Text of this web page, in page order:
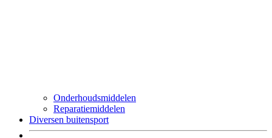
Onderhoudsmiddelen
Reparatiemiddelen
Diversen buitensport